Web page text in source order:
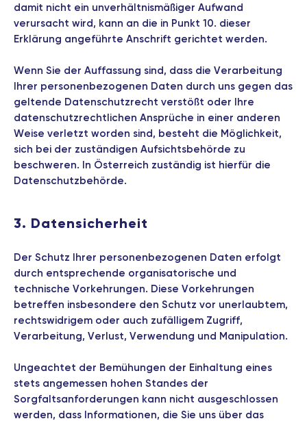
damit nicht ein unverhältnismäßiger Aufwand
verursacht wird, kann an die in Punkt 10. dieser
Erklärung angeführte Anschrift gerichtet werden.
Wenn Sie der Auffassung sind, dass die Verarbeitung
Ihrer personenbezogenen Daten durch uns gegen das
geltende Datenschutzrecht verstößt oder Ihre
datenschutzrechtlichen Ansprüche in einer anderen
Weise verletzt worden sind, besteht die Möglichkeit,
sich bei der zuständigen Aufsichtsbehörde zu
beschweren. In Österreich zuständig ist hierfür die
Datenschutzbehörde.
3. Datensicherheit
Der Schutz Ihrer personenbezogenen Daten erfolgt
durch entsprechende organisatorische und
technische Vorkehrungen. Diese Vorkehrungen
betreffen insbesondere den Schutz vor unerlaubtem,
rechtswidrigem oder auch zufälligem Zugriff,
Verarbeitung, Verlust, Verwendung und Manipulation.
Ungeachtet der Bemühungen der Einhaltung eines
stets angemessen hohen Standes der
Sorgfaltsanforderungen kann nicht ausgeschlossen
werden, dass Informationen, die Sie uns über das